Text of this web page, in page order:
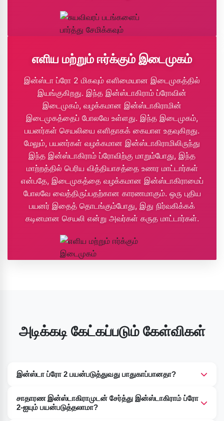
எளிய மற்றும் ஈர்க்கும் இடைமுகம்
இன்ஸ்டா ப்ரோ 2 மிகவும் எளிமையான இடைமுகத்தில்
இயங்குகிறது. இந்த இன்ஸ்டாகிராம் ப்ரோவின்
இடைமுகம், வழக்கமான இன்ஸ்டாகிராமின்
இடைமுகத்தைப் போலவே உள்ளது. இந்த இடைமுகம்,
பயனர்கள் செயலியை எளிதாகக் கையாள உதவுகிறது.
மேலும், பயனர்கள் வழக்கமான இன்ஸ்டாகிராமிலிருந்து
இந்த இன்ஸ்டாகிராம் ப்ரோவிற்கு மாறும்போது, ​​இந்த
மாற்றத்தில் பெரிய வித்தியாசத்தை உணர மாட்டார்கள்
என்பதே, இடைமுகத்தை வழக்கமான இன்ஸ்டாகிராமைப்
போலவே வைத்திருப்பதற்கான காரணமாகும். ஒரு புதிய
பயனர் இதைத் தொடங்கும்போது, ​​இது நிர்வகிக்கக்
கடினமான செயலி என்று அவர்கள் கருத மாட்டார்கள்.
அடிக்கடி கேட்கப்படும் கேள்விகள்
இன்ஸ்டா ப்ரோ 2 பயன்படுத்துவது பாதுகாப்பானதா?
நூறு சதவீதம். இந்த இன்ஸ்டாப்ரோ 2, பயன்படுத்துவதற்கு
முற்றிலும் பாதுகாப்பான ஒரு அற்புதமான செயலியாகும்.
சாதாரண இன்ஸ்டாகிராமுடன் சேர்த்து இன்ஸ்டாகிராம் ப்ரோ
2-ஐயும் பயன்படுத்தலாமா?